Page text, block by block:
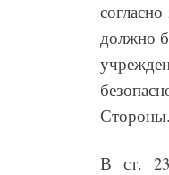
должно
Стороны.
В ст. 23